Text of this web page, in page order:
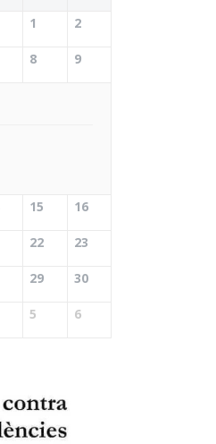
1 2
8 9
15 16
22 23
29 30
5 6